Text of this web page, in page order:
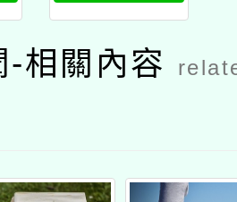
支持計畫
「找隙關於
地名的探究
-相關內容